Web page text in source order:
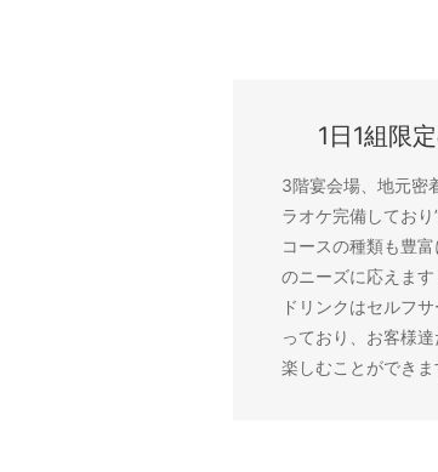
1日1組限
3階宴会場、地元密
ラオケ完備しており
コースの種類も豊
のニーズに応えます
ドリンクはセルフ
っており、お客様
楽しむことができ